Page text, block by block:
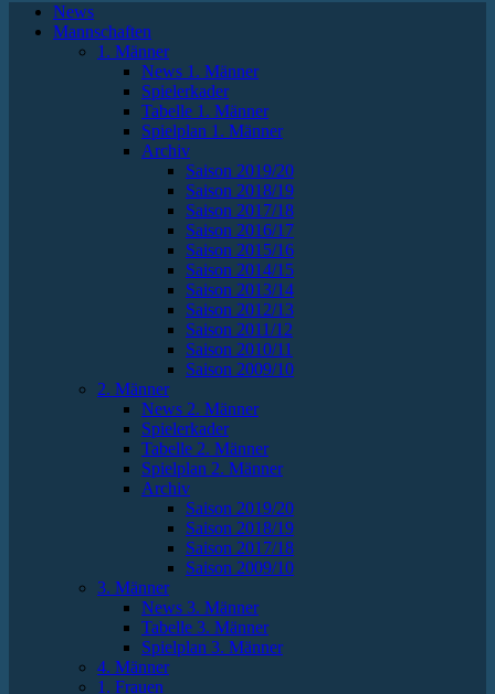
News
Mannschaften
1. Männer
News 1. Männer
Spielerkader
Tabelle 1. Männer
Spielplan 1. Männer
Archiv
Saison 2019/20
Saison 2018/19
Saison 2017/18
Saison 2016/17
Saison 2015/16
Saison 2014/15
Saison 2013/14
Saison 2012/13
Saison 2011/12
Saison 2010/11
Saison 2009/10
2. Männer
News 2. Männer
Spielerkader
Tabelle 2. Männer
Spielplan 2. Männer
Archiv
Saison 2019/20
Saison 2018/19
Saison 2017/18
Saison 2009/10
3. Männer
News 3. Männer
Tabelle 3. Männer
Spielplan 3. Männer
4. Männer
1. Frauen